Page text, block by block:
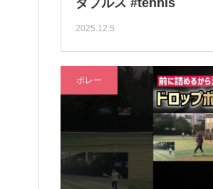
ダブルス #tennis
2025.12.5
ボレー